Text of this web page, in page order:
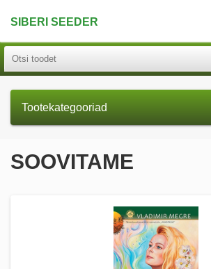
SIBERI SEEDER
Tootekategooriad
SOOVITAME